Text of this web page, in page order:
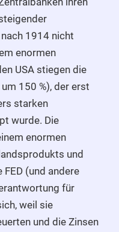
1914 nicht
enormen
USA stiegen die
150 %), der erst
starken
wurde. Die
enormen
und
(und andere
für
weil sie
und die Zinsen